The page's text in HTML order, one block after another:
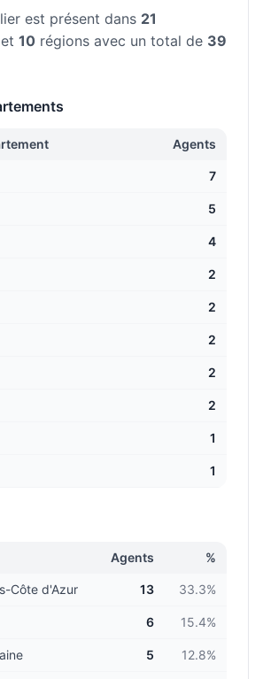
est présent dans 21
10 régions avec un total de 39
Agents
7
5
4
2
2
2
2
2
1
1
Agents %
Côte d'Azur 13 33.3%
6 15.4%
5 12.8%